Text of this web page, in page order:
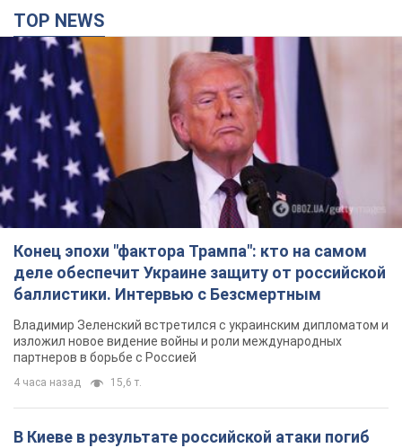
TOP NEWS
Конец эпохи "фактора Трампа": кто на самом
деле обеспечит Украине защиту от российской
баллистики. Интервью с Безсмертным
Владимир Зеленский встретился с украинским дипломатом и
изложил новое видение войны и роли международных
партнеров в борьбе с Россией
4 часа назад 15,6 т.
В Киеве в результате российской атаки погиб